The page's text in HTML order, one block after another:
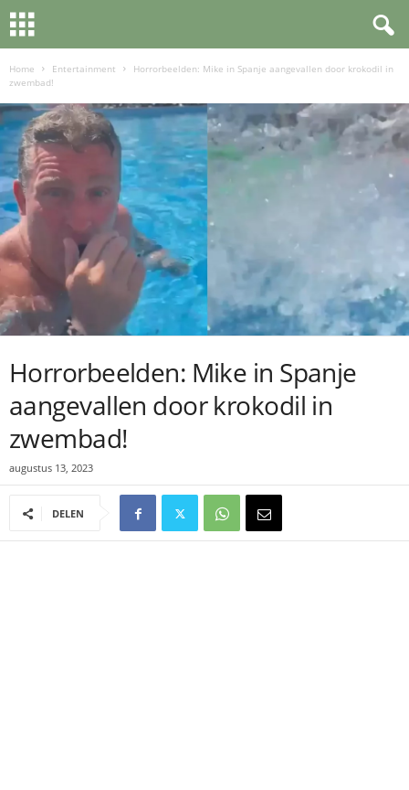
Home Entertainment
Horrorbeelden: Mike in Spanje aangevallen door krokodil in
zwembad!
Horrorbeelden: Mike in Spanje
aangevallen door krokodil in
zwembad!
augustus 13, 2023
DELEN